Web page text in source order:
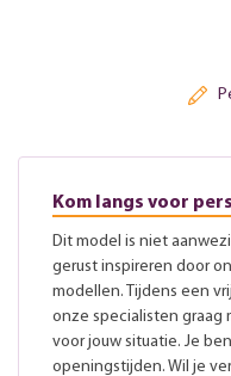
Kom langs voor
Dit model is niet
gerust inspireren door
modellen. Tijdens een
onze specialisten graag
voor jouw situatie. Je
openingstijden. Wil je